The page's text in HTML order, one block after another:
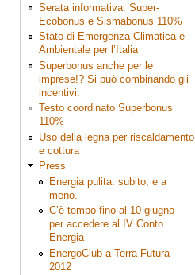
Serata informativa: Super-
Ecobonus e Sismabonus 110%
Stato di Emergenza Climatica e
Ambientale per l’Italia
Superbonus anche per le
imprese!? Si può combinando gli
incentivi.
Testo coordinato Superbonus
110%
Uso della legna per riscaldamento
e cottura
Press
Energia pulita: subito, e a
meno.
C’è tempo fino al 10 giugno
per accedere al IV Conto
Energia
EnergoClub a Terra Futura
2012